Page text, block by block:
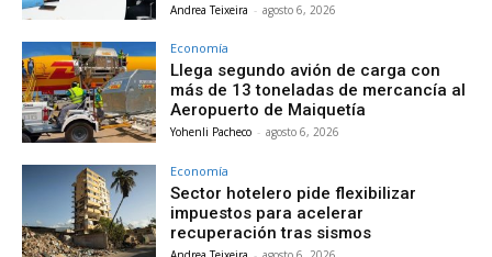
Andrea Teixeira - agosto 6, 2026
Economía
Llega segundo avión de carga con
más de 13 toneladas de mercancía al
Aeropuerto de Maiquetía
Yohenli Pacheco - agosto 6, 2026
Economía
Sector hotelero pide flexibilizar
impuestos para acelerar
recuperación tras sismos